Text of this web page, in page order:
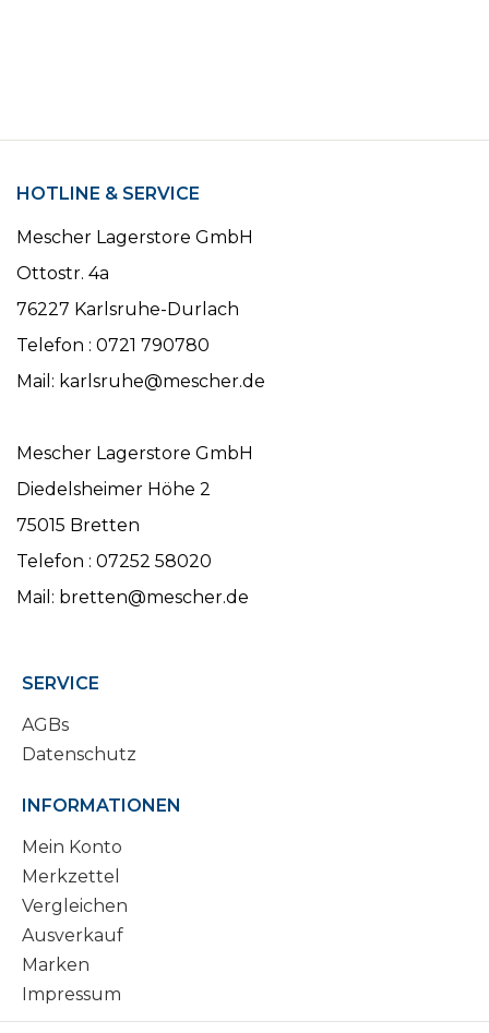
HOTLINE & SERVICE
Mescher Lagerstore GmbH
Ottostr. 4a
76227 Karlsruhe-Durlach
Telefon : 0721 790780
Mail: karlsruhe@mescher.de
Mescher Lagerstore GmbH
Diedelsheimer Höhe 2
75015 Bretten
Telefon : 07252 58020
Mail: bretten@mescher.de
SERVICE
AGBs
Datenschutz
INFORMATIONEN
Mein Konto
Merkzettel
Vergleichen
Ausverkauf
Marken
Impressum